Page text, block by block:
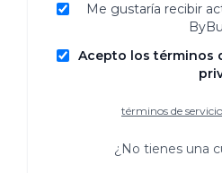
Me gustaría recibir
Acepto los términos
términos de servicio
¿No tienes una